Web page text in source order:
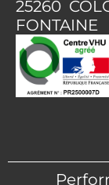
25260
FONTAINE